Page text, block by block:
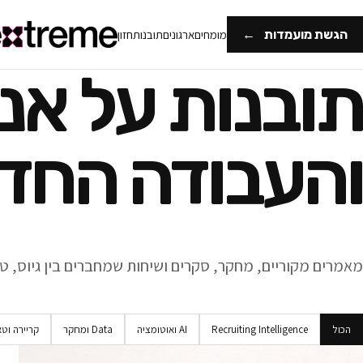
הגשת מועמדות ← מומחיםארגוניםתובנותחזון
תובנות על
והעבודה
מאמרים מקוריים, מחקר, סקרים ושיחות שמחברים בין גיוס,
הכול Recruiting Intelligence AI ואוטומציה Data ומחקר קריירה